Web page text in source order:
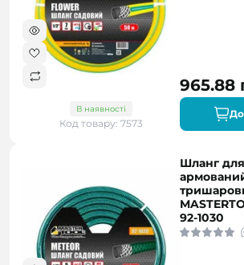
В наявності
Код товару: 7573
965.88
Шланг
92-1030